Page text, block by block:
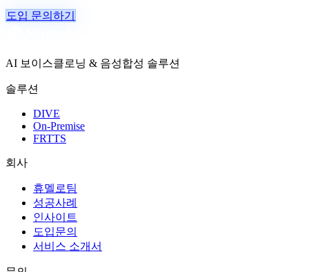
도입 문의하기
AI 보이스클로닝 & 음성합성 솔루션
솔루션
DIVE
On-Premise
FRTTS
회사
휴멜로팀
성공사례
인사이트
도입문의
서비스 소개서